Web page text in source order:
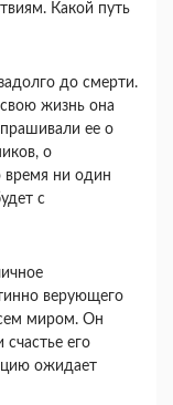
Какой путь
до смерти.
жизнь она
ее о
о
время ни один
с
веру­ющего
миром. Он
счастье его
ожидает